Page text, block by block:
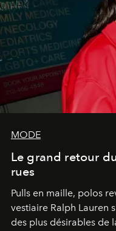
MODE
Le grand retour
rues
Pulls en maille, polos
vestiaire Ralph Lauren
des plus désirables de